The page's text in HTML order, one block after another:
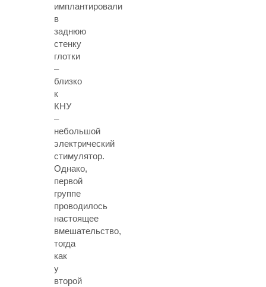
имплантировали
в
заднюю
стенку
глотки
–
близко
к
КНУ
–
небольшой
электрический
стимулятор.
Однако,
первой
группе
проводилось
настоящее
вмешательство,
тогда
как
у
второй